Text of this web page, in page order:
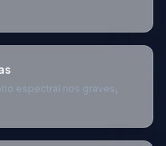
espectral nos graves,